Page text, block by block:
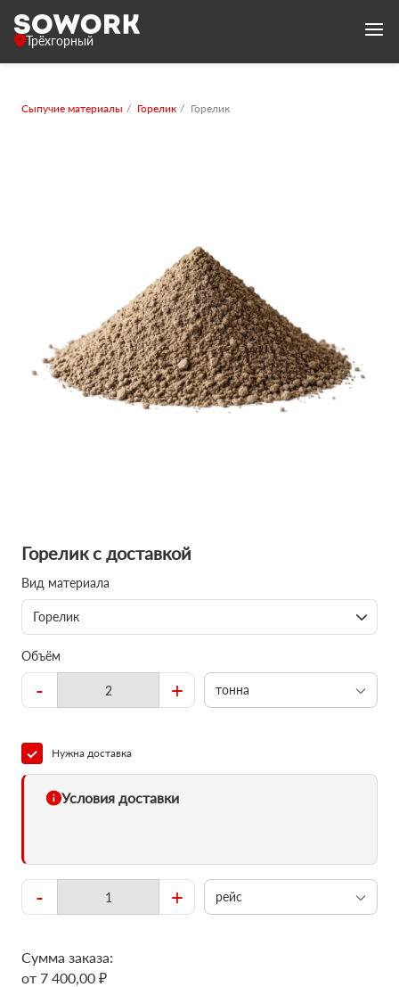
Трёхгорный
Сыпучие материалы Горелик Горелик
Горелик с доставкой
Вид материала
Горелик
Объём
- + тонна
Нужна доставка
Условия доставки
- + рейс
Сумма заказа:
от 7 400,00 ₽